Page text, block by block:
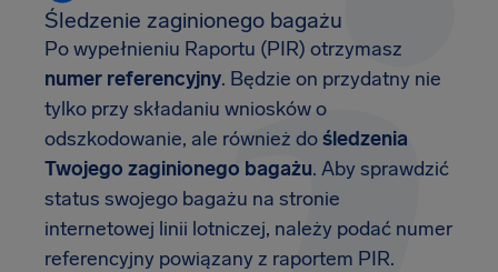
Śledzenie zaginionego bagażu
Po wypełnieniu Raportu (PIR) otrzymasz
numer referencyjny. Będzie on przydatny nie
tylko przy składaniu wniosków o
odszkodowanie, ale również dośledzenia
Twojego zaginionego bagażu. Aby sprawdzić
status swojego bagażu na stronie
internetowej linii lotniczej, należy podać numer
referencyjny powiązany z raportem PIR.